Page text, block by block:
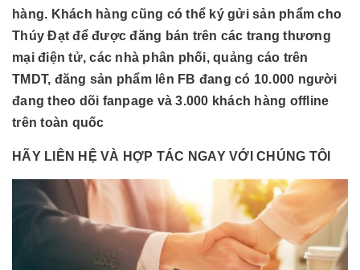
hàng. Khách hàng cũng có thể ký gửi sản phẩm cho
Thúy Đạt để được đăng bán trên các trang thương
mại điện tử, các nhà phân phối, quảng cáo trên
TMDT, đăng sản phẩm lên FB đang có 10.000 người
đang theo dõi fanpage và 3.000 khách hàng offline
trên toàn quốc
HÃY LIÊN HỆ VÀ HỢP TÁC NGAY VỚI CHÚNG TÔI